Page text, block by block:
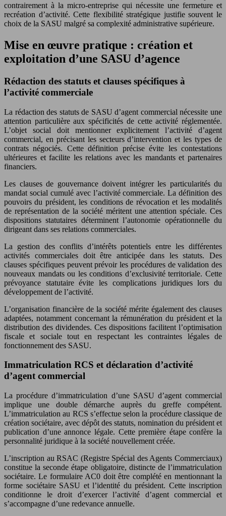
contrairement à la micro-entreprise qui nécessite une fermeture et
recréation d’activité. Cette flexibilité stratégique justifie souvent le
choix de la SASU malgré sa complexité administrative supérieure.
Mise en œuvre pratique : création et
exploitation d’une SASU d’agence
Rédaction des statuts et clauses spécifiques à
l’activité commerciale
La rédaction des statuts de SASU d’agent commercial nécessite une
attention particulière aux spécificités de cette activité réglementée.
L’objet social doit mentionner explicitement l’activité d’agent
commercial, en précisant les secteurs d’intervention et les types de
contrats négociés. Cette définition précise évite les contestations
ultérieures et facilite les relations avec les mandants et partenaires
financiers.
Les clauses de gouvernance doivent intégrer les particularités du
mandat social cumulé avec l’activité commerciale. La définition des
pouvoirs du président, les conditions de révocation et les modalités
de représentation de la société méritent une attention spéciale. Ces
dispositions statutaires déterminent l’autonomie opérationnelle du
dirigeant dans ses relations commerciales.
La gestion des conflits d’intérêts potentiels entre les différentes
activités commerciales doit être anticipée dans les statuts. Des
clauses spécifiques peuvent prévoir les procédures de validation des
nouveaux mandats ou les conditions d’exclusivité territoriale. Cette
prévoyance statutaire évite les complications juridiques lors du
développement de l’activité.
L’organisation financière de la société mérite également des clauses
adaptées, notamment concernant la rémunération du président et la
distribution des dividendes. Ces dispositions facilitent l’optimisation
fiscale et sociale tout en respectant les contraintes légales de
fonctionnement des SASU.
Immatriculation RCS et déclaration d’activité
d’agent commercial
La procédure d’immatriculation d’une SASU d’agent commercial
implique une double démarche auprès du greffe compétent.
L’immatriculation au RCS s’effectue selon la procédure classique de
création sociétaire, avec dépôt des statuts, nomination du président et
publication d’une annonce légale. Cette première étape confère la
personnalité juridique à la société nouvellement créée.
L’inscription au RSAC (Registre Spécial des Agents Commerciaux)
constitue la seconde étape obligatoire, distincte de l’immatriculation
sociétaire. Le formulaire AC0 doit être complété en mentionnant la
forme sociétaire SASU et l’identité du président. Cette inscription
conditionne le droit d’exercer l’activité d’agent commercial et
s’accompagne d’une redevance annuelle.